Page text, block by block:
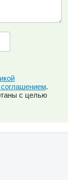
en partners.
en snelle
.
с целью